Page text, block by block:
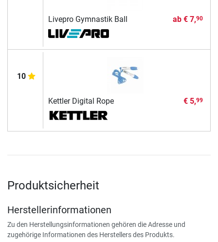
Livepro Gymnastik Ball ab € 7,90
10
Kettler Digital Rope € 5,99
Produktsicherheit
Herstellerinformationen
Zu den Herstellungsinformationen gehören die Adresse und
zugehörige Informationen des Herstellers des Produkts.